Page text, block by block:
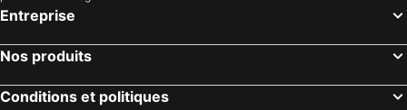
Cary, Caroline du Nord Hôtels
Gulf Shores, Alabama Hôtels
Destin, Floride Hôtels
Miami, Floride Hôtels
Entreprise
Nos produits
Conditions et politiques